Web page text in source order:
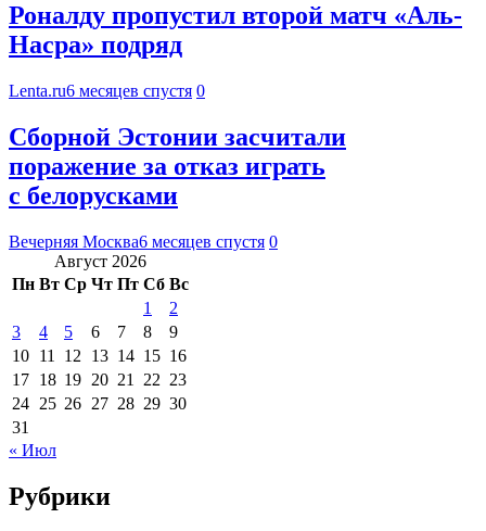
Роналду пропустил второй матч «Аль-
Насра» подряд
Lenta.ru6 месяцев спустя 0
Сборной Эстонии засчитали
поражение за отказ играть
с белорусками
Вечерняя Москва6 месяцев спустя 0
Август 2026
Пн Вт Ср Чт Пт Сб Вс
1
2
3
4 5 6 7 8
9
10 11 12 13 14 15 16
17 18 19 20 21 22 23
24 25 26 27 28 29 30
31
« Июл
Рубрики